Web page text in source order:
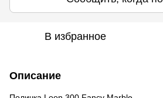
В избранное
Описание